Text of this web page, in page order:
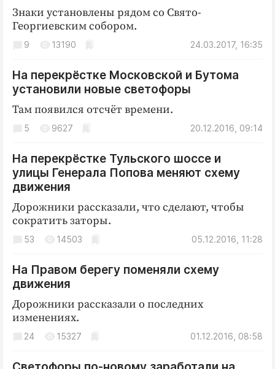
Знаки установлены рядом со Свято-
Георгиевским собором.
24.03.2017, 16:35
9 13190
На перекрёстке Московской и Бутома
установили новые светофоры
Там появился отсчёт времени.
20.12.2016, 09:14
5 9627
На перекрёстке Тульского шоссе и
улицы Генерала Попова меняют схему
движения
Дорожники рассказали, что сделают, чтобы
сократить заторы.
05.12.2016, 11:28
53 14503
На Правом берегу поменяли схему
движения
Дорожники рассказали о последних
изменениях.
01.12.2016, 08:58
24 15327